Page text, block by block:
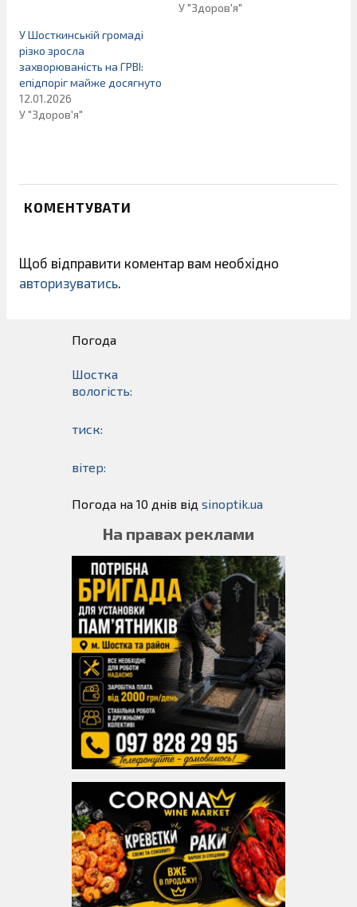
У "Здоров'я"
У Шосткинській громаді
різко зросла
захворюваність на ГРВІ:
епідпоріг майже досягнуто
12.01.2026
У "Здоров'я"
КОМЕНТУВАТИ
Щоб відправити коментар вам необхідно
авторизуватись.
Погода
Шостка
вологість:
тиск:
вітер:
Погода на 10 днів від sinoptik.ua
На правах реклами